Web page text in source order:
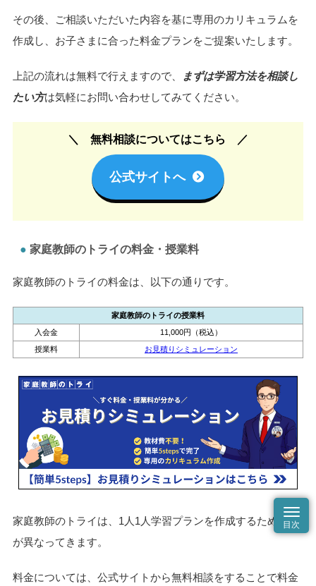
その後、ご相談いただいた内容を基に専用のカリキュラムを
作成し、お子さまに合った料金プランをご提案いたします。
上記の流れは無料で行えますので、
まずは学習方法を相談し
たい方は気軽にお問い合わせしてみてください。
無料相談についてはこちら
公式サイトへ
家庭教師のトライの料金・授業料
家庭教師のトライの料金は、以下の通りです。
家庭教師のトライの授業料
入会金
11,000円（税込）
授業料
お見積りシミュレーション
家庭教師のトライは、1人1人学習プランを作成するため料金
が異なってきます。
料金については、公式サイトから無料相談をすることで料金